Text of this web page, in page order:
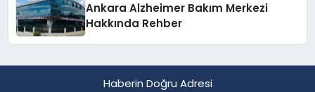
Ankara Alzheimer Bakım Merkezi
Hakkında Rehber
Haberin Doğru Adresi